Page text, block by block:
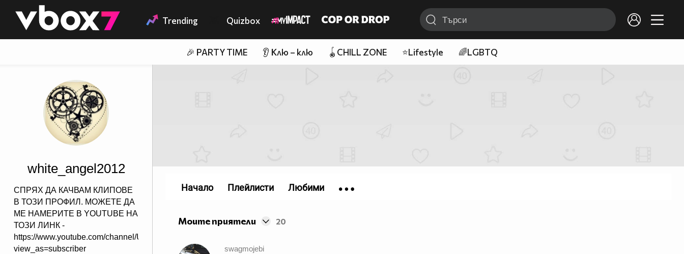
👾 Trending Quizbox
🎉 PARTY TIME 👂 Клю – клю 🪀CHILL ZONE ⭐Lifestyle 🌈LGBTQ
white_angel2012
СПРЯХ ДА КАЧВАМ КЛИПОВЕ
В ТОЗИ ПРОФИЛ. МОЖЕТЕ ДА
МЕ НАМЕРИТЕ В YOUTUBE НА
ТОЗИ ЛИНК -
https://www.youtube.com/channel/UCDyFhRED_yB9hN4evQmD9mA?
view_as=subscriber
Моите приятели 20
swagmojebi
Начало Плейлисти Любими